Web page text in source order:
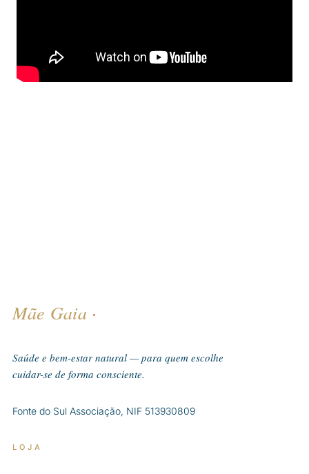
Mãe Gaia ·
Saúde e bem-estar natural — para quem escolhe
cuidar-se de forma consciente.
Fonte do Sul Associação, NIF 513930809
LOJA